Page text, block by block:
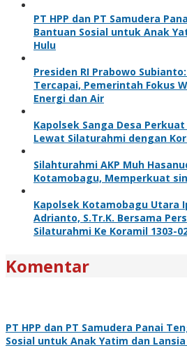
PT HPP dan PT Samudera
Bantuan Sosial untuk Anak
Hulu
Presiden RI Prabowo
Tercapai, Pemerintah Fokus
Energi dan Air
Kapolsek Sanga Desa
Lewat Silaturahmi dengan
Silahturahmi AKP Muh
Kotamobagu, Memperkuat
Kapolsek Kotamobagu Utara
Adrianto, S.Tr.K. Bersama
Silaturahmi Ke Koramil 1303-
Komentar
PT HPP dan PT Samudera Panai
Sosial untuk Anak Yatim dan